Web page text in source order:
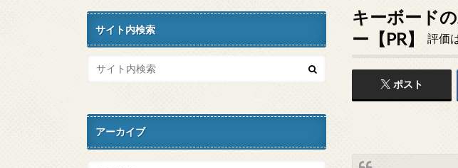
キーボード
ー【PR】
評価
ポスト
サイト内検索
アーカイブ